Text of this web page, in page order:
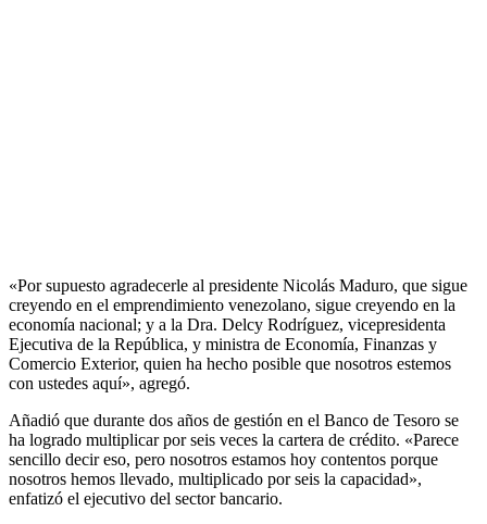
«Por supuesto agradecerle al presidente Nicolás Maduro, que sigue
creyendo en el emprendimiento venezolano, sigue creyendo en la
economía nacional; y a la Dra. Delcy Rodríguez, vicepresidenta
Ejecutiva de la República, y ministra de Economía, Finanzas y
Comercio Exterior, quien ha hecho posible que nosotros estemos
con ustedes aquí», agregó.
Añadió que durante dos años de gestión en el Banco de Tesoro se
ha logrado multiplicar por seis veces la cartera de crédito. «Parece
sencillo decir eso, pero nosotros estamos hoy contentos porque
nosotros hemos llevado, multiplicado por seis la capacidad»,
enfatizó el ejecutivo del sector bancario.